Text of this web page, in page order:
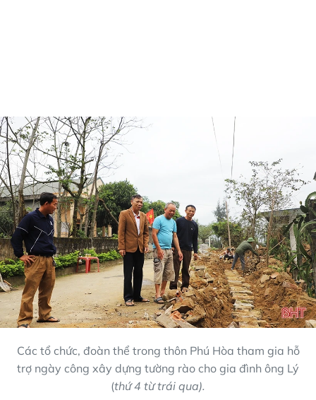
Các tổ chức, đoàn thể trong thôn Phú Hòa tham gia hỗ
trợ ngày công xây dựng tường rào cho gia đình ông Lý
(thứ 4 từ trái qua).